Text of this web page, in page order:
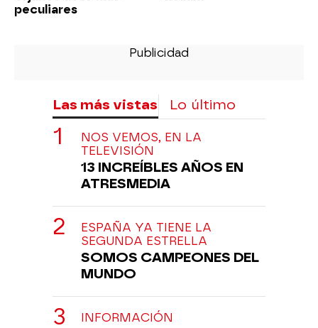
peculiares
Las más vistas Lo último
NOS VEMOS, EN LA
TELEVISIÓN
13 INCREÍBLES AÑOS EN
ATRESMEDIA
ESPAÑA YA TIENE LA
SEGUNDA ESTRELLA
SOMOS CAMPEONES DEL
MUNDO
INFORMACIÓN